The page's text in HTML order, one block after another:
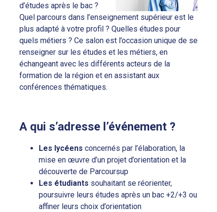
d’études après le bac ?
Quel parcours dans l’enseignement supérieur est le
plus adapté à votre profil ? Quelles études pour
quels métiers ? Ce salon est l’occasion unique de se
renseigner sur les études et les métiers, en
échangeant avec les différents acteurs de la
formation de la région et en assistant aux
conférences thématiques.
A qui s’adresse l’événement ?
Les lycéens concernés par l’élaboration, la
mise en œuvre d’un projet d’orientation et la
découverte de Parcoursup
Les étudiants souhaitant se réorienter,
poursuivre leurs études après un bac +2/+3 ou
affiner leurs choix d’orientation